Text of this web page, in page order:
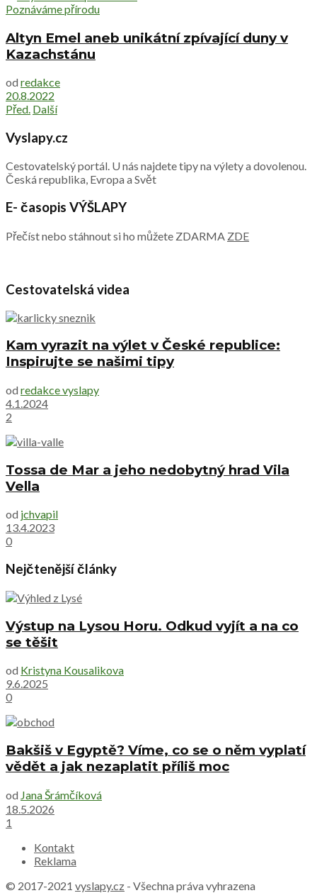
Poznáváme přírodu
Altyn Emel aneb unikátní zpívající duny v
Kazachstánu
od redakce
20.8.2022
Před. Další
Vyslapy.cz
Cestovatelský portál. U nás najdete tipy na výlety a dovolenou.
Česká republika, Evropa a Svět
E- časopis VÝŠLAPY
Přečíst nebo stáhnout si ho můžete ZDARMA ZDE
Cestovatelská videa
Kam vyrazit na výlet v České republice:
Inspirujte se našimi tipy
od redakce vyslapy
4.1.2024
2
Tossa de Mar a jeho nedobytný hrad Vila
Vella
od jchvapil
13.4.2023
0
Nejčtenější články
Výstup na Lysou Horu. Odkud vyjít a na co
se těšit
od Kristyna Kousalikova
9.6.2025
0
Bakšiš v Egyptě? Víme, co se o něm vyplatí
vědět a jak nezaplatit příliš moc
od Jana Šrámčíková
18.5.2026
1
Kontakt
Reklama
© 2017-2021 vyslapy.cz - Všechna práva vyhrazena